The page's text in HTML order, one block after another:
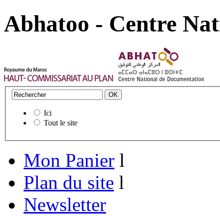
Abhatoo - Centre
Ici
Tout le site
Mon Panier l
Plan du site l
Newsletter